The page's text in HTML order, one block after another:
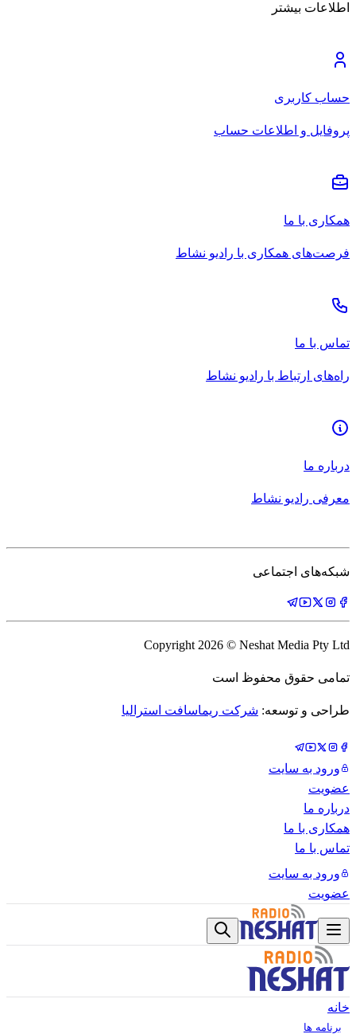
اطلاعات بیشتر
حساب کاربری
پروفایل و اطلاعات حساب
همکاری با ما
فرصت‌های همکاری با رادیو نشاط
تماس با ما
راه‌های ارتباط با رادیو نشاط
درباره ما
معرفی رادیو نشاط
شبکه‌های اجتماعی
Copyright 2026 © Neshat Media Pty Ltd
تمامی حقوق محفوظ است
طراحی و توسعه: شرکت ریماسافت استرالیا
ورود به سایت
عضویت
درباره ما
همکاری با ما
تماس با ما
ورود به سایت
عضویت
خانه
برنامه ها